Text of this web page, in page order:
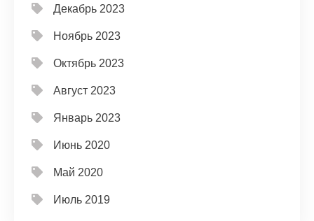
Декабрь 2023
Ноябрь 2023
Октябрь 2023
Август 2023
Январь 2023
Июнь 2020
Май 2020
Июль 2019